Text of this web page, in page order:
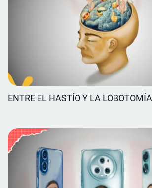
ENTRE EL HASTÍO Y LA LOBOTOMÍA